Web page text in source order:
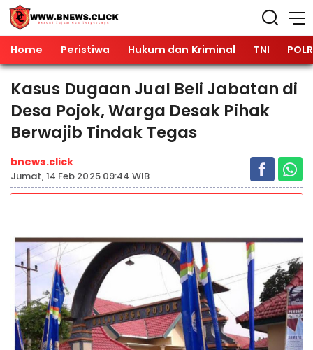
Home Peristiwa Hukum dan Kriminal TNI
Kasus Dugaan Jual Beli Jabatan di
Desa Pojok, Warga Desak Pihak
Berwajib Tindak Tegas
bnews.click
Jumat, 14 Feb 2025 09:44 WIB